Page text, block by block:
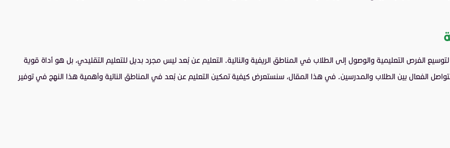
الفرص التعليمية والوصول إلى الطلاب في المناطق الريفية والنائية. التعليم عن بُعد ليس مجرد بديل للتعليم التقليدي، بل هو أداة قوية
الفعال بين الطلاب والمدرسين. في هذا المقال، سنستعرض كيفية تمكين التعليم عن بُعد في المناطق النائية وأهمية هذا النهج في توفير